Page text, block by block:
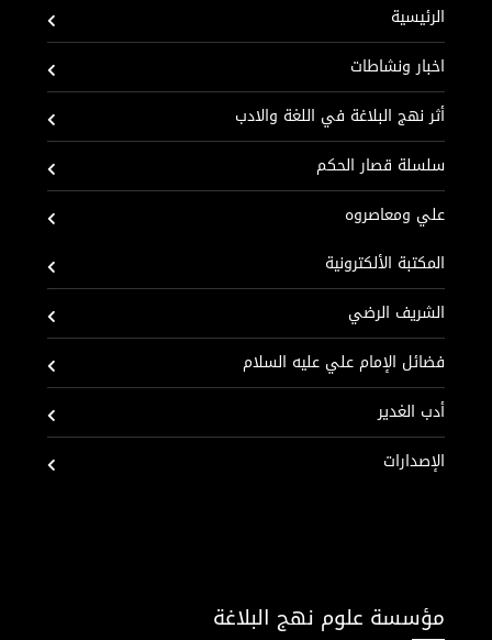
الرئيسية
اخبار ونشاطات
أثر نهج البلاغة في اللغة والادب
سلسلة قصار الحكم
علي ومعاصروه
المكتبة الألكترونية
الشريف الرضي
فضائل الإمام علي عليه السلام
أدب الغدير
الإصدارات
مؤسسة علوم نهج البلاغة